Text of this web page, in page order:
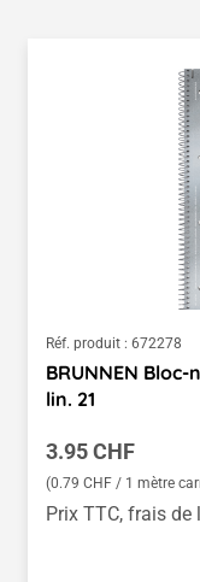
Réf. produit : 672278
BRUNNEN
lin. 21
Prix régulier :
3.95 CHF
(0.79 CHF / 1 mètre
Prix TTC, frais